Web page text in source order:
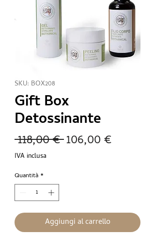
SKU: BOX208
Gift Box
Detossinante
118,00 € Prezzo
106,00 €
IVA inclusa
Quantità *
Aggiungi al carrello